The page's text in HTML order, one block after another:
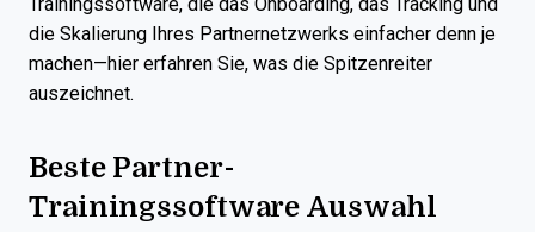
Trainingssoftware, die das Onboarding, das Tracking und
die Skalierung Ihres Partnernetzwerks einfacher denn je
machen—hier erfahren Sie, was die Spitzenreiter
auszeichnet.
Beste Partner-
Trainingssoftware Auswahl